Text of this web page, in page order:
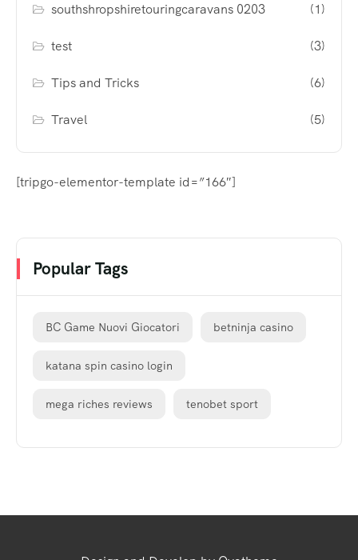
southshropshiretouringcaravans 0203 (1)
test (3)
Tips and Tricks (6)
Travel (5)
[tripgo-elementor-template id=”166″]
Popular Tags
BC Game Nuovi Giocatori betninja casino
katana spin casino login
mega riches reviews tenobet sport